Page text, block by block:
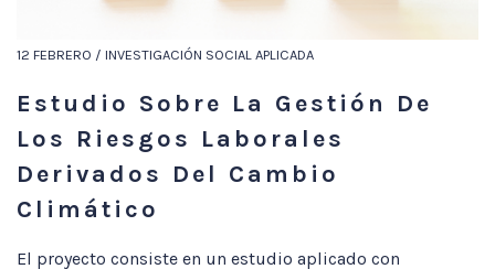
12 FEBRERO / INVESTIGACIÓN SOCIAL APLICADA
Estudio Sobre La Gestión De
Los Riesgos Laborales
Derivados Del Cambio
Climático
El proyecto consiste en un estudio aplicado con